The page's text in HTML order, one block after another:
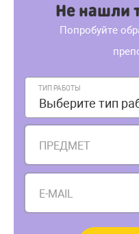
Не нашли
Попробуйте
ТИП РАБОТЫ
Выберите тип
ПРЕДМЕТ
E-MAIL